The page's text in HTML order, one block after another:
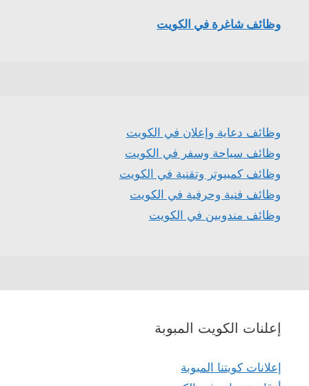
وظائف شاغرة في الكويت
وظائف دعاية وإعلان في الكويت
وظائف سياحة وسفر في الكويت
وظائف كمبيوتر وتقنية في الكويت
وظائف فنية وحرفية في الكويت
وظائف مندوبين في الكويت
إعلنات الكويت المبوبة
إعلانات كويتنا المبوبة